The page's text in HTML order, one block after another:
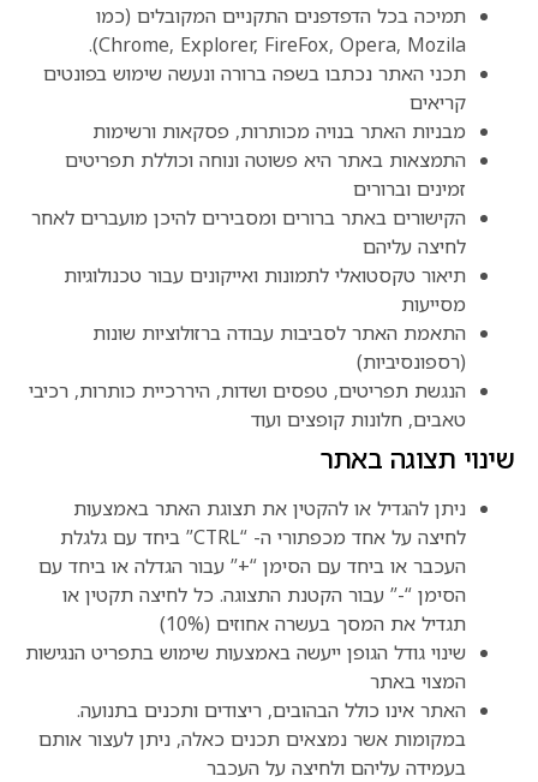
תמיכה בכל הדפדפנים התקניים המקובלים (כמו
Chrome, Explorer, FireFox, Opera, Mozila).
תכני האתר נכתבו בשפה ברורה ונעשה שימוש בפונטים
קריאים
מבניות האתר בנויה מכותרות, פסקאות ורשימות
התמצאות באתר היא פשוטה ונוחה וכוללת תפריטים
זמינים וברורים
הקישורים באתר ברורים ומסבירים להיכן מועברים לאחר
לחיצה עליהם
תיאור טקסטואלי לתמונות ואייקונים עבור טכנולוגיות
מסייעות
התאמת האתר לסביבות עבודה ברזולוציות שונות
(רספונסיביות)
הנגשת תפריטים, טפסים ושדות, היררכיית כותרות, רכיבי
טאבים, חלונות קופצים ועוד
שינוי תצוגה באתר
ניתן להגדיל או להקטין את תצוגת האתר באמצעות
לחיצה על אחד מכפתורי ה- “CTRL” ביחד עם גלגלת
העכבר או ביחד עם הסימן “+” עבור הגדלה או ביחד עם
הסימן “-” עבור הקטנת התצוגה. כל לחיצה תקטין או
תגדיל את המסך בעשרה אחוזים (10%)
שינוי גודל הגופן ייעשה באמצעות שימוש בתפריט הנגישות
המצוי באתר
האתר אינו כולל הבהובים, ריצודים ותכנים בתנועה.
במקומות אשר נמצאים תכנים כאלה, ניתן לעצור אותם
בעמידה עליהם ולחיצה על העכבר